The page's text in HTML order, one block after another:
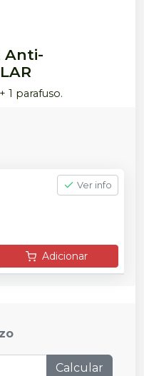
Anti-
1 parafuso.
Ver info
Adicionar
Calcular